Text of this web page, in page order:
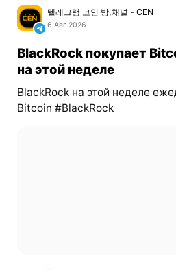
텔레그램 코인 방,채널 - CEN
6 Авг 2026
BlackRock покупает
на этой неделе
BlackRock на этой неделе
Bitcoin #BlackRock